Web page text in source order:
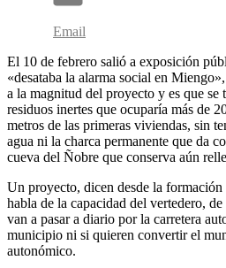
Email
El 10 de febrero salió a exposición
«desataba la alarma social en
a la magnitud del proyecto y es que se
residuos inertes que ocuparía más de
metros de las primeras viviendas, sin
agua ni la charca permanente que da
cueva del Ñobre que conserva aún
Un proyecto, dicen desde la formación
habla de la capacidad del vertedero,
van a pasar a diario por la carretera
municipio ni si quieren convertir el
autonómico.